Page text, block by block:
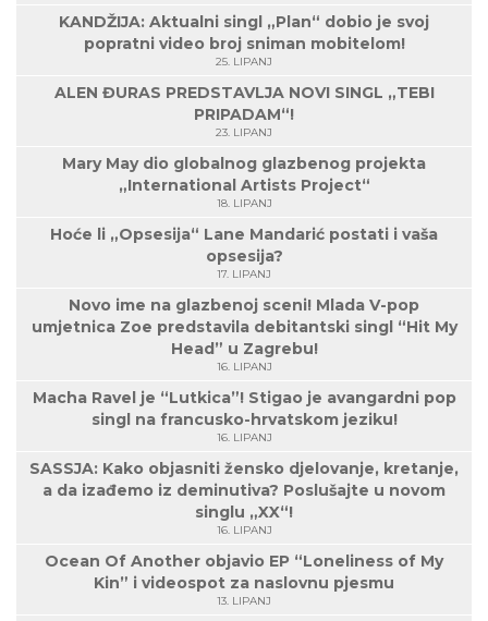
KANDŽIJA: Aktualni singl „Plan“ dobio je svoj
popratni video broj sniman mobitelom!
25. LIPANJ
ALEN ĐURAS PREDSTAVLJA NOVI SINGL „TEBI
PRIPADAM“!
23. LIPANJ
Mary May dio globalnog glazbenog projekta
„International Artists Project“
18. LIPANJ
Hoće li „Opsesija“ Lane Mandarić postati i vaša
opsesija?
17. LIPANJ
Novo ime na glazbenoj sceni! Mlada V-pop
umjetnica Zoe predstavila debitantski singl “Hit My
Head” u Zagrebu!
16. LIPANJ
Macha Ravel je “Lutkica”! Stigao je avangardni pop
singl na francusko-hrvatskom jeziku!
16. LIPANJ
SASSJA: Kako objasniti žensko djelovanje, kretanje,
a da izađemo iz deminutiva? Poslušajte u novom
singlu „XX“!
16. LIPANJ
Ocean Of Another objavio EP “Loneliness of My
Kin” i videospot za naslovnu pjesmu
13. LIPANJ